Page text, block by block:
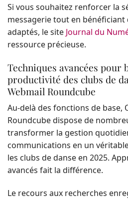
Si vous souhaitez renforcer la
messagerie tout en bénéficiant
adaptés, le site Journal du
ressource précieuse.
Techniques avancées pour
productivité des clubs de
Webmail Roundcube
Au-delà des fonctions de base,
Roundcube dispose de
transformer la gestion
communications en un
les clubs de danse en 2025.
avancés fait la différence.
Le recours aux recherches